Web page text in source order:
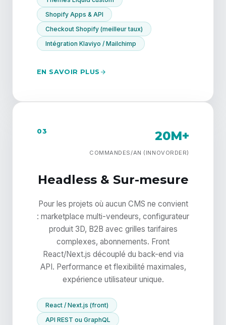
Shopify Apps & API
Checkout Shopify (meilleur taux)
Intégration Klaviyo / Mailchimp
EN SAVOIR PLUS
03 20M+
COMMANDES/AN (INNOVORDER)
Headless & Sur-mesure
Pour les projets où aucun CMS ne convient
: marketplace multi-vendeurs, configurateur
produit 3D, B2B avec grilles tarifaires
complexes, abonnements. Front
React/Next.js découplé du back-end via
API. Performance et flexibilité maximales,
expérience utilisateur unique.
React / Next.js (front)
API REST ou GraphQL